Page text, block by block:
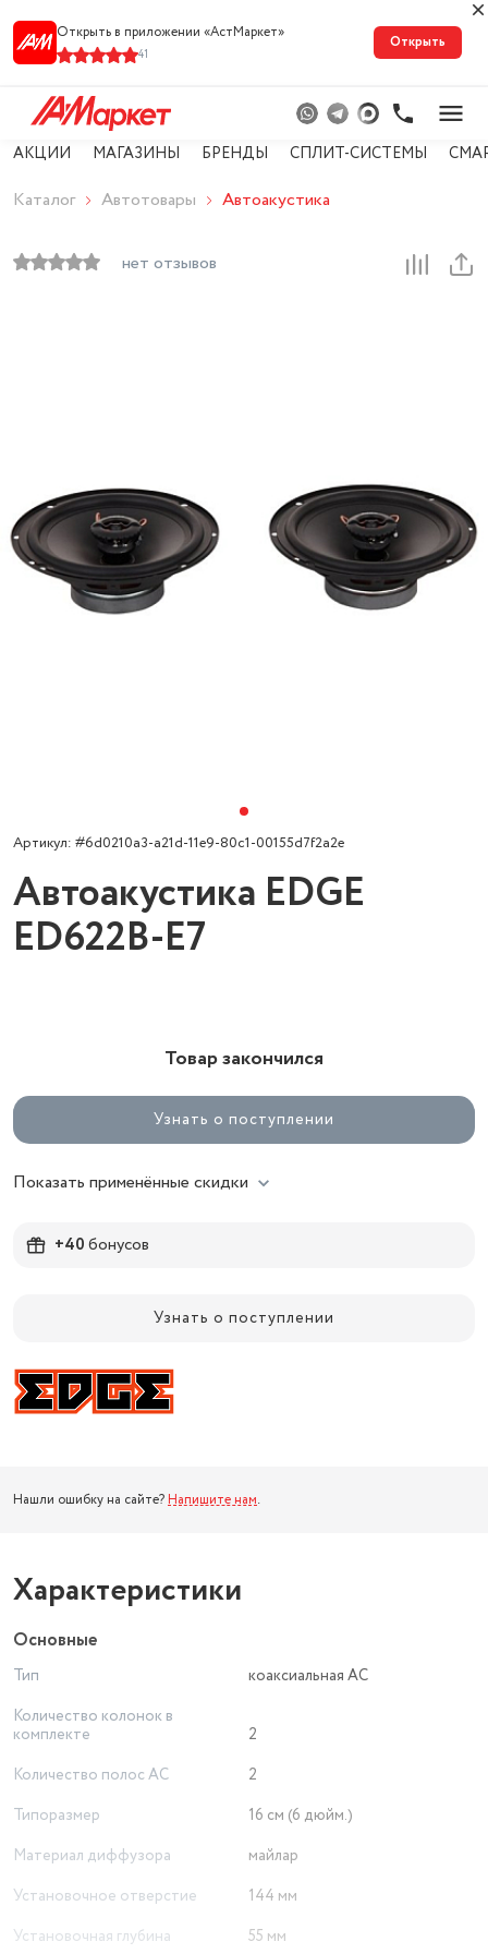
Открыть в приложении «АстМарке‪т‬»
41
Открыть
АКЦИИ МАГАЗИНЫ БРЕНДЫ СПЛИТ-СИСТЕМЫ
Каталог Автотовары Автоакустика
нет отзывов
Артикул: #6d0210a3-a21d-11e9-80c1-00155d7f2a2e
Автоакустика EDGE
ED622B-E7
Товар закончился
Узнать о поступлении
Показать применённые скидки
+40бонусов
Узнать о поступлении
Нашли ошибку на сайте? Напишите нам.
Характеристики
Основные
Тип
коаксиальная АС
Количество колонок в
комплекте
2
Количество полос AC
2
Типоразмер
16 см (6 дюйм.)
Материал диффузора
майлар
Установочное отверстие
144 мм
Установочная глубина
55 мм